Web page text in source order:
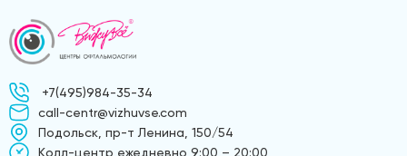
+7(495)984-35-34
call-centr@vizhuvse.com
Подольск, пр-т Ленина, 150/54
Kолл-центр ежедневно 9:00 – 20:00